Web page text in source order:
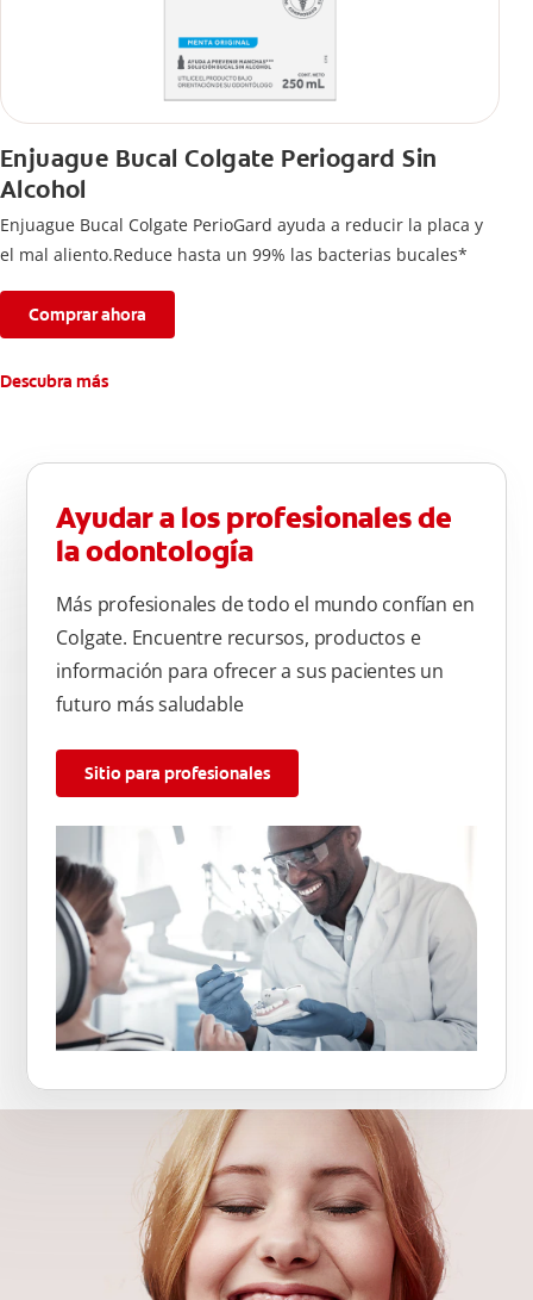
Enjuague Bucal Colgate Periogard Sin
Alcohol
Enjuague Bucal Colgate PerioGard ayuda a reducir la placa y
el mal aliento.Reduce hasta un 99% las bacterias bucales*
Comprar ahora
Descubra más
Ayudar a los profesionales de
la odontología
Más profesionales de todo el mundo confían en
Colgate. Encuentre recursos, productos e
información para ofrecer a sus pacientes un
futuro más saludable
Sitio para profesionales